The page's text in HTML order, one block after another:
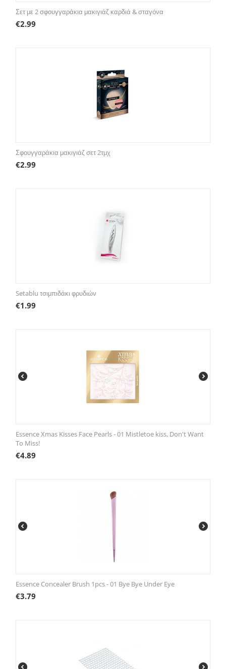
Σετ με 2 σφουγγαράκια μακιγιάζ καρδιά & σταγόνα
€2.99
Σφουγγαράκια μακιγιάζ σετ 2τμχ
€2.99
Setablu τσιμπιδάκι φρυδιών
€1.99
Essence Xmas Kisses Face Pearls - 01 Mistletoe kiss, Don't Want
To Miss!
€4.89
Essence Concealer Brush 1pcs - 01 Bye Bye Under Eye
€3.79